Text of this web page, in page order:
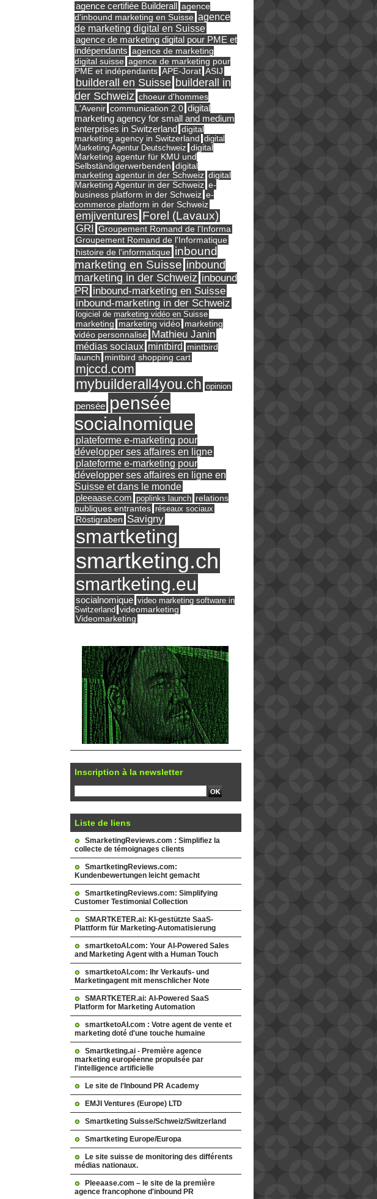
agence certifiée Builderall
agence
d'inbound marketing en Suisse agence
de marketing digital en Suisse
agence de marketing digital pour PME et
indépendants agence de marketing
digital suisse agence de marketing pour
PME et indépendants APE-Jorat ASIJ
builderall en Suisse builderall in
der Schweiz choeur d'hommes
L'Avenir communication 2.0 digital
marketing agency for small and medium
enterprises in Switzerland digital
marketing agency in Switzerland digital
Marketing Agentur Deutschweiz digital
Marketing agentur für KMU und
Selbständigerwerbenden digital
marketing agentur in der Schweiz digital
Marketing Agentur in der Schweiz e-
business platform in der Schweiz e-
commerce platform in der Schweiz
emjiventures Forel (Lavaux)
GRI Groupement Romand de l'Informa
Groupement Romand de l'Informatique
histoire de l'informatique inbound
marketing en Suisse inbound
marketing in der Schweiz inbound
PR inbound-marketing en Suisse
inbound-marketing in der Schweiz
logiciel de marketing vidéo en Suisse
marketing marketing vidéo marketing
vidéo personnalisé Mathieu Janin
médias sociaux mintbird
mintbird
launch mintbird shopping cart
mjccd.com
mybuilderall4you.ch opinion
pensée pensée
socialnomique
plateforme e-marketing pour
développer ses affaires en ligne
plateforme e-marketing pour
développer ses affaires en ligne en
Suisse et dans le monde
pleeaase.com poplinks launch relations
publiques entrantes réseaux sociaux
Röstigraben Savigny
smartketing
smartketing.ch
smartketing.eu
socialnomique video marketing software in
Switzerland videomarketing
Videomarketing
Inscription à la newsletter
Liste de liens
SmarketingReviews.com : Simplifiez la
collecte de témoignages clients
SmartketingReviews.com:
Kundenbewertungen leicht gemacht
SmartketingReviews.com: Simplifying
Customer Testimonial Collection
SMARTKETER.ai: KI-gestützte SaaS-
Plattform für Marketing-Automatisierung
smartketoAI.com: Your AI-Powered Sales
and Marketing Agent with a Human Touch
smartketoAI.com: Ihr Verkaufs- und
Marketingagent mit menschlicher Note
SMARTKETER.ai: AI-Powered SaaS
Platform for Marketing Automation
smartketoAI.com : Votre agent de vente et
marketing doté d'une touche humaine
Smartketing.ai - Première agence
marketing européenne propulsée par
l'intelligence artificielle
Le site de l'Inbound PR Academy
EMJI Ventures (Europe) LTD
Smartketing Suisse/Schweiz/Switzerland
Smartketing Europe/Europa
Le site suisse de monitoring des différents
médias nationaux.
Pleeaase.com – le site de la première
agence francophone d'inbound PR